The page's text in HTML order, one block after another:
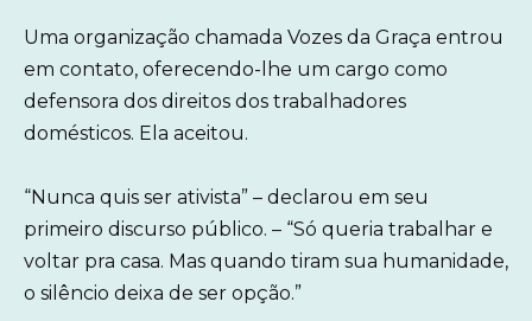
Uma organização chamada Vozes da Graça entrou
em contato, oferecendo-lhe um cargo como
defensora dos direitos dos trabalhadores
domésticos. Ela aceitou.
“Nunca quis ser ativista” – declarou em seu
primeiro discurso público. – “Só queria trabalhar e
voltar pra casa. Mas quando tiram sua humanidade,
o silêncio deixa de ser opção.”